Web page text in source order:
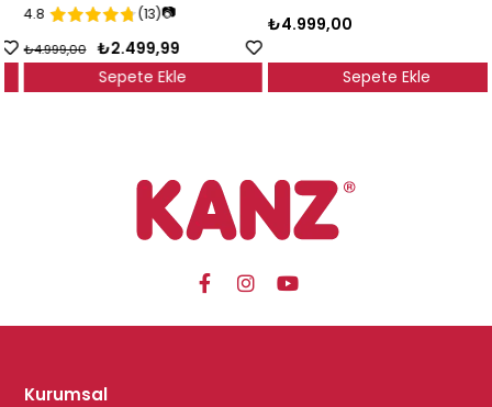
4.8 (13)📷
₺2.499,99
₺4.999,00
Sepete Ekle
₺4.999,00
Sepete Ekle
Kurumsal